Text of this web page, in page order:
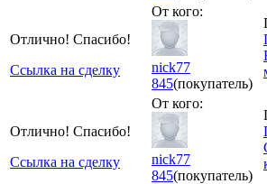
Отлично! Спасибо!
Ссылка на сделку
От кого:
nick77
845(покупатель)
Отлично! Спасибо!
Ссылка на сделку
От кого:
nick77
845(покупатель)